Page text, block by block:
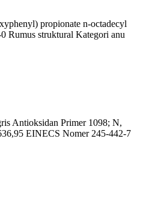
propionate n-octadecyl
Rumus struktural Kategori anu
Antioksidan Primer 1098; N,
EINECS Nomer 245-442-7